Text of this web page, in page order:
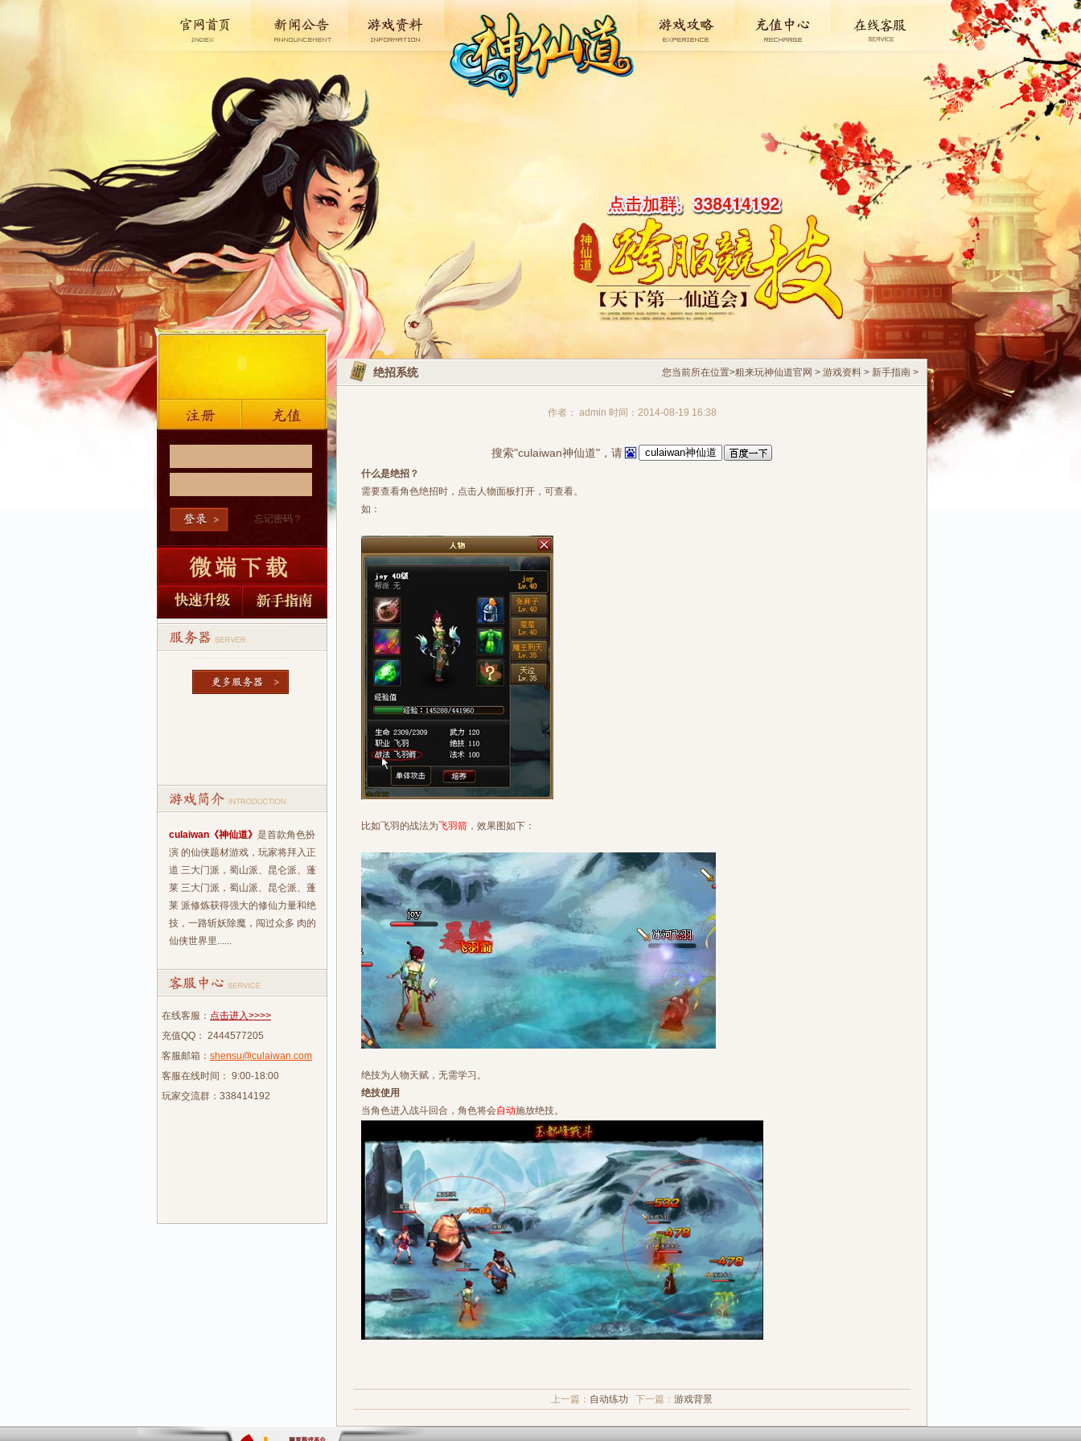
忘记密码？
culaiwan《神仙道》 是首款角色扮
演 的仙侠题材游戏，玩家将拜入正
道 三大门派，蜀山派、昆仑派、蓬
莱 三大门派，蜀山派、昆仑派、蓬
莱 派修炼获得强大的修仙力量和绝
技，一路斩妖除魔，闯过众多 肉的
仙侠世界里......
在线客服： 点击进入>>>>
充值QQ： 2444577205
客服邮箱： shensu@culaiwan.com
客服在线时间： 9:00-18:00
玩家交流群：338414192
您当前所在位置>粗来玩神仙道官网 > 游戏资料 > 新手指南 >
绝招系统
作者： admin 时间：2014-08-19 16:38
搜索"culaiwan神仙道"，请
什么是绝招？
需要查看角色绝招时，点击人物面板打开，可查看。
如：
比如飞羽的战法为飞羽箭 ，效果图如下：
绝技为人物天赋，无需学习。
绝技使用
当角色进入战斗回合，角色将会自动施放绝技。
上一篇： 自动练功 下一篇： 游戏背景